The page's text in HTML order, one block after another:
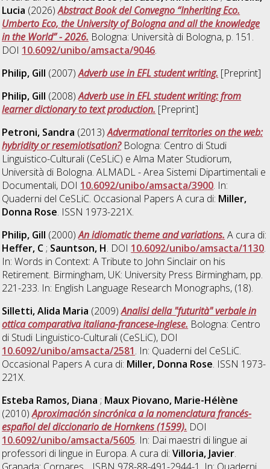
Lucia (2026)Abstract Book del Convegno “Inheriting Eco.
Umberto Eco, the University of Bologna and all the knowledge
in the World” - 2026. Bologna: Università di Bologna, p. 151.
DOI 10.6092/unibo/amsacta/9046.
Philip, Gill (2007)Adverb use in EFL student writing. [Preprint]
Philip, Gill (2008)Adverb use in EFL student writing: from
learner dictionary to text production. [Preprint]
Petroni, Sandra (2013)Advermational territories on the web:
hybridity or resemiotisation?Bologna: Centro di Studi
Linguistico-Culturali (CeSLiC) e Alma Mater Studiorum,
Università di Bologna. ALMADL - Area Sistemi Dipartimentali e
Documentali, DOI 10.6092/unibo/amsacta/3900. In:
Quaderni del CeSLiC. Occasional Papers A cura di: Miller,
Donna Rose. ISSN 1973-221X.
Philip, Gill (2000)An idiomatic theme and variations. A cura di:
Heffer, C; Sauntson, H. DOI 10.6092/unibo/amsacta/1130.
In: Words in Context: A Tribute to John Sinclair on his
Retirement. Birmingham, UK: University Press Birmingham, pp.
221-233. In: English Language Research Monographs, (18).
Silletti, Alida Maria (2009)Analisi della "futurità" verbale in
ottica comparativa italiana-francese-inglese. Bologna: Centro
di Studi Linguistico-Culturali (CeSLiC), DOI
10.6092/unibo/amsacta/2581. In: Quaderni del CeSLiC.
Occasional Papers A cura di: Miller, Donna Rose. ISSN 1973-
221X.
Esteba Ramos, Diana ; Maux Piovano, Marie-Hélène
(2010)Aproximación sincrónica a la nomenclatura francés-
español del diccionario de Hornkens (1599). DOI
10.6092/unibo/amsacta/5605. In: Dai maestri di lingue ai
professori di lingue in Europa. A cura di:Villoria, Javier.